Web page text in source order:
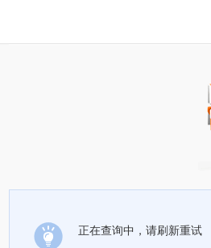
正在查询中，请刷新重试